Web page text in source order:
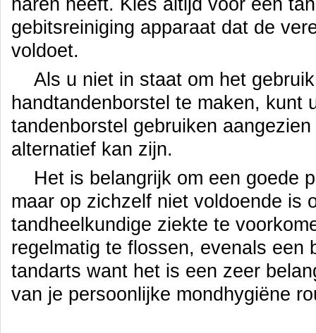
haren heeft. Kies altijd voor een
gebitsreiniging apparaat dat de
voldoet.
Als u niet in staat om het
handtandenborstel te maken, kunt
tandenborstel gebruiken
alternatief kan zijn.
Het is belangrijk om een ​​goede
maar op zichzelf niet voldoende is
tandheelkundige ziekte te
regelmatig te flossen, evenals een
tandarts want het is een zeer
van je persoonlijke mondhygiëne